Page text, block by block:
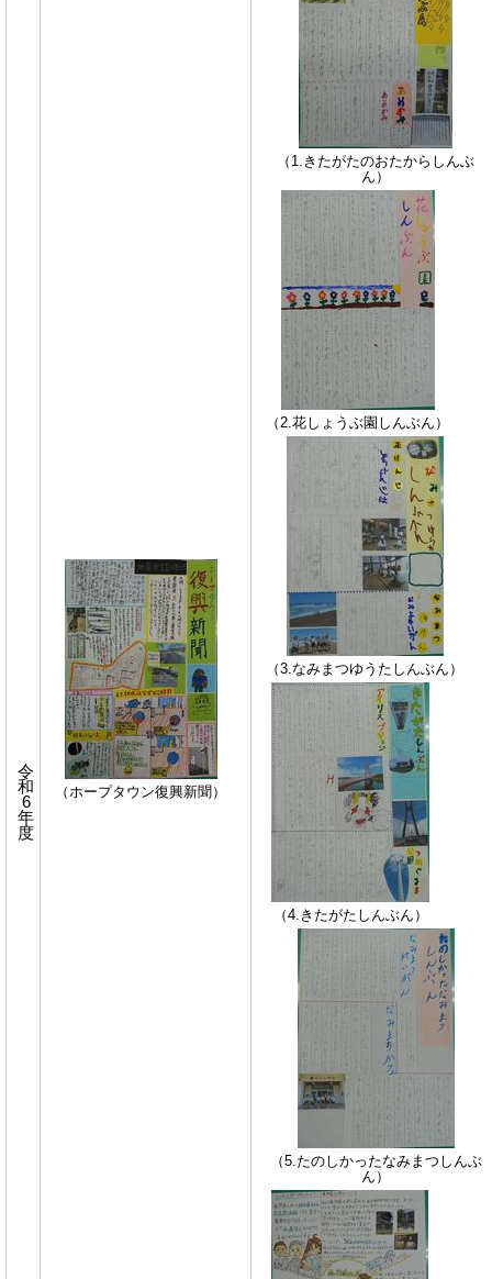
令
和
6
年
度
（ホープタウン復興新聞）
（1.きたがたのおたからしんぶ
ん）
（2.花しょうぶ園しんぶん）
（3.なみまつゆうたしんぶん）
（4.きたがたしんぶん）
（5.たのしかったなみまつしんぶ
ん）